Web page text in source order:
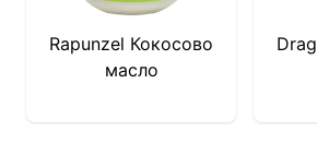
Rapunzel Кокосово
масло